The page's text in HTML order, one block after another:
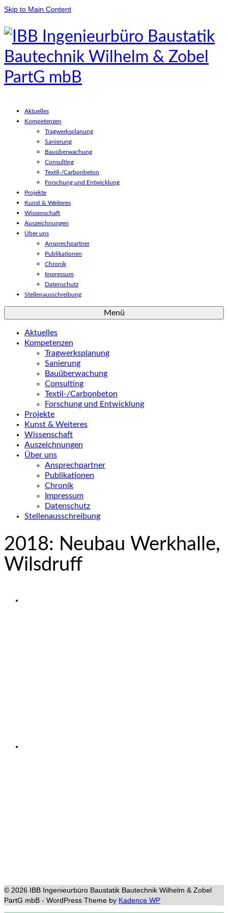
Skip to Main Content
Aktuelles
Kompetenzen
Tragwerksplanung
Sanierung
Bauüberwachung
Consulting
Textil-/Carbonbeton
Forschung und Entwicklung
Projekte
Kunst & Weiteres
Wissenschaft
Auszeichnungen
Über uns
Ansprechpartner
Publikationen
Chronik
Impressum
Datenschutz
Stellenausschreibung
Menü
Aktuelles
Kompetenzen
Tragwerksplanung
Sanierung
Bauüberwachung
Consulting
Textil-/Carbonbeton
Forschung und Entwicklung
Projekte
Kunst & Weiteres
Wissenschaft
Auszeichnungen
Über uns
Ansprechpartner
Publikationen
Chronik
Impressum
Datenschutz
Stellenausschreibung
2018: Neubau Werkhalle,
Wilsdruff
© 2026 IBB Ingenieurbüro Baustatik Bautechnik Wilhelm & Zobel
PartG mbB - WordPress Theme by Kadence WP